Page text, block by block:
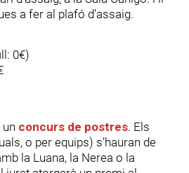
a fer al plafó d’assaig.
0€)
concurs de postres. Els
o per equips) s’hauran de
la Luana, la Nerea o la